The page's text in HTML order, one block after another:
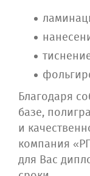
Благодаря
базе,
и
компания
для Вас